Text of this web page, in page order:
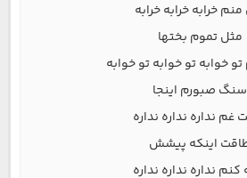
خرابه خرابه خرابه
مثل تموم بختها
خوابه تو خوابه تو خوابه
سنگ صبورم اینجا
غم نداره نداره نداره
اینکه پیشش
کنم نداره نداره نداره